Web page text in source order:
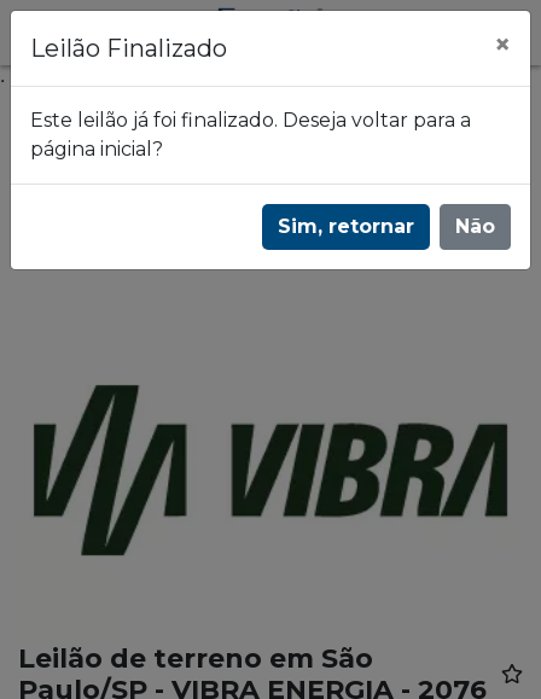
.
Frazão Leilões
Leilão de terreno em São Paulo/SP - VIBRA
Leilão de terreno em São
Paulo/SP - VIBRA ENERGIA - 2076
Leilão Finalizado ×
Este leilão já foi finalizado. Deseja voltar para a
página inicial?
Sim, retornar Não